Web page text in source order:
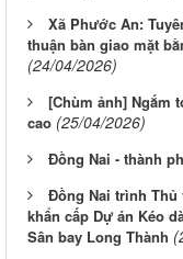
Xã Phước An:
thuận bàn giao mặt
(24/04/2026)
[Chùm ảnh] Ngắm
cao (25/04/2026)
Đồng Nai - thành
Đồng Nai trình
khẩn cấp Dự án Kéo
Sân bay Long Thành